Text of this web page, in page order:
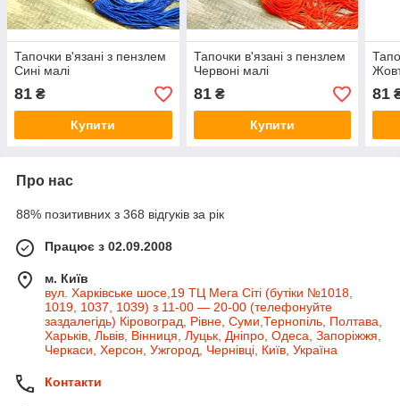
Тапочки в'язані з пензлем
Сині малі
81 ₴
Купити
Тапочки в'язані з пензлем
Червоні малі
81₴
Купити
81
Про нас
88% позитивних з 368 відгуків за рік
Працює з 02.09.2008
м. Київ
вул. Харківське шосе,19 ТЦ Мега Сіті (бутіки №1018,
1019, 1037, 1039) з 11-00 — 20-00 (телефонуйте
заздалегідь) Кіровоград, Рівне, Суми,Тернопіль, Полтава,
Харьків, Львів, Вінниця, Луцьк, Дніпро, Одеса, Запоріжжя,
Черкаси, Херсон, Ужгород, Чернівці, Київ, Україна
Контакти